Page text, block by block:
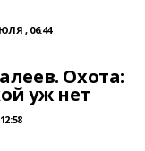
, 06:44
Охота:
уж нет